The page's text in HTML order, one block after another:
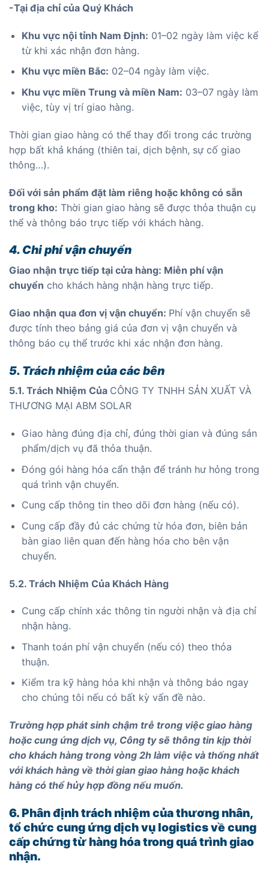
-Tại địa chỉ của Quý Khách
Khu vực nội tỉnh Nam Định: 01–02 ngày làm việc kể
từ khi xác nhận đơn hàng.
Khu vực miền Bắc: 02–04 ngày làm việc.
Khu vực miền Trung và miền Nam: 03–07 ngày làm
việc, tùy vị trí giao hàng.
Thời gian giao hàng có thể thay đổi trong các trường
hợp bất khả kháng (thiên tai, dịch bệnh, sự cố giao
thông…).
Đối với sản phẩm đặt làm riêng hoặc không có sẵn
trong kho: Thời gian giao hàng sẽ được thỏa thuận cụ
thể và thông báo trực tiếp với khách hàng.
4. Chi phí vận chuyển
Giao nhận trực tiếp tại cửa hàng: Miễn phí vận
chuyển cho khách hàng nhận hàng trực tiếp.
Giao nhận qua đơn vị vận chuyển: Phí vận chuyển sẽ
được tính theo bảng giá của đơn vị vận chuyển và
thông báo cụ thể trước khi xác nhận đơn hàng.
5. Trách nhiệm của các bên
5.1. Trách Nhiệm Của CÔNG TY TNHH SẢN XUẤT VÀ
THƯƠNG MẠI ABM SOLAR
Giao hàng đúng địa chỉ, đúng thời gian và đúng sản
phẩm/dịch vụ đã thỏa thuận.
Đóng gói hàng hóa cẩn thận để tránh hư hỏng trong
quá trình vận chuyển.
Cung cấp thông tin theo dõi đơn hàng (nếu có).
Cung cấp đầy đủ các chứng từ hóa đơn, biên bản
bàn giao liên quan đến hàng hóa cho bên vận
chuyển.
5.2. Trách Nhiệm Của Khách Hàng
Cung cấp chính xác thông tin người nhận và địa chỉ
nhận hàng.
Thanh toán phí vận chuyển (nếu có) theo thỏa
thuận.
Kiểm tra kỹ hàng hóa khi nhận và thông báo ngay
cho chúng tôi nếu có bất kỳ vấn đề nào.
Trường hợp phát sinh chậm trễ trong việc giao hàng
hoặc cung ứng dịch vụ, Công ty sẽ thông tin kịp thời
cho khách hàng trong vòng 2h làm việc và thống nhất
với khách hàng về thời gian giao hàng hoặc khách
hàng có thể hủy hợp đồng nếu muốn.
6. Phân định trách nhiệm của thương nhân,
tổ chức cung ứng dịch vụ logistics về cung
cấp chứng từ hàng hóa trong quá trình giao
nhận.